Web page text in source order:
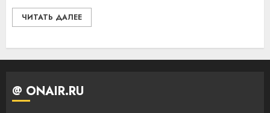
ЧИТАТЬ ДАЛЕЕ
@ ONAIR.RU